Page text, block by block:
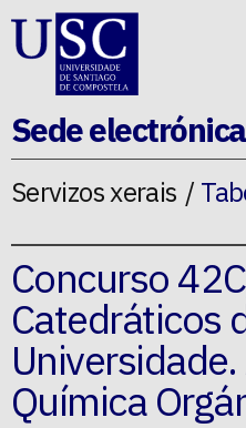
Ir ao contido da p�xina
Sede electrónica
Servizos xerais
Concurso
Catedráticos
Química